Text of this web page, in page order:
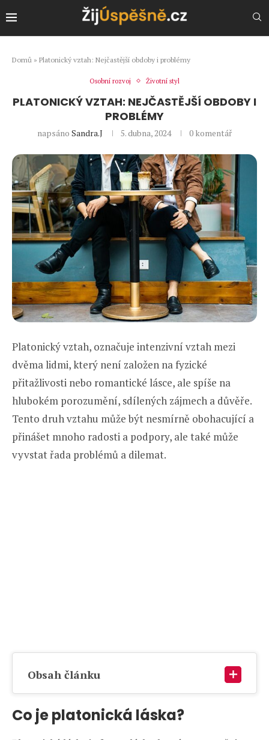
Domů » Platonický vztah: Nejčastější obdoby i problémy
Osobní rozvoj Životní styl
PLATONICKÝ VZTAH: NEJČASTĚJŠÍ OBDOBY I
PROBLÉMY
napsáno Sandra.J 5. dubna, 2024 0 komentář
Platonický vztah, označuje intenzivní vztah mezi
dvěma lidmi, který není založen na fyzické
přitažlivosti nebo romantické lásce, ale spíše na
hlubokém porozumění, sdílených zájmech a důvěře.
Tento druh vztahu může být nesmírně obohacující a
přinášet mnoho radosti a podpory, ale také může
vyvstat řada problémů a dilemat.
Obsah článku
Co je platonická láska?